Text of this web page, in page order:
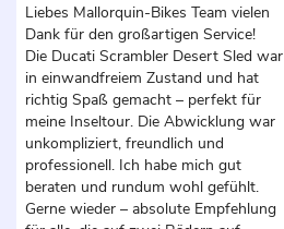
Liebes Mallorquin-Bikes Team vielen
Dank für den großartigen Service!
Die Ducati Scrambler Desert Sled war
in einwandfreiem Zustand und hat
richtig Spaß gemacht – perfekt für
meine Inseltour. Die Abwicklung war
unkompliziert, freundlich und
professionell. Ich habe mich gut
beraten und rundum wohl gefühlt.
Gerne wieder – absolute Empfehlung